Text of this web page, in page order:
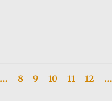
… 8 9 10 11 12 …